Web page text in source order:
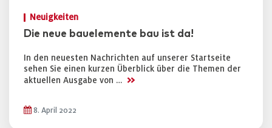
Neuigkeiten
Die neue bauelemente bau ist da!
In den neuesten Nachrichten auf unserer Startseite
sehen Sie einen kurzen Überblick über die Themen der
aktuellen Ausgabe von … >>
8. April 2022